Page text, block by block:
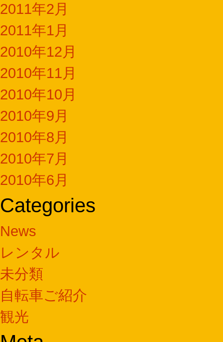
2011年2月
2011年1月
2010年12月
2010年11月
2010年10月
2010年9月
2010年8月
2010年7月
2010年6月
Categories
News
レンタル
未分類
自転車ご紹介
観光